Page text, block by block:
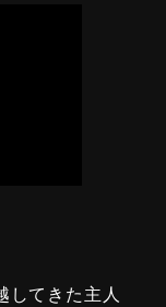
してきた主人